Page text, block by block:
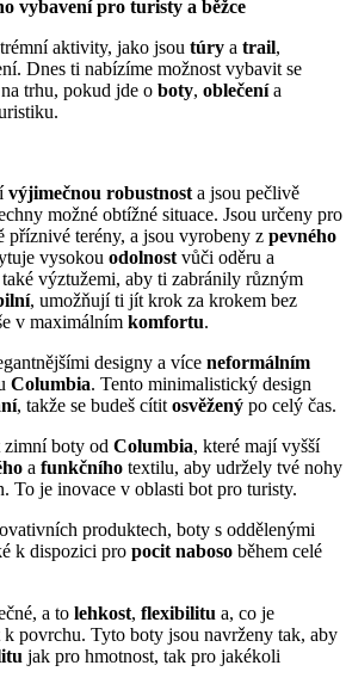
vybavení pro turisty a běžce
aktivity, jako jsou túry a trail,
Dnes ti nabízíme možnost vybavit se
trhu, pokud jde o boty, oblečenía
výjimečnou robustnosta jsou pečlivě
možné obtížné situace. Jsou určeny pro
příznivé terény, a jsou vyrobeny z pevného
vysokou odolnostvůči oděru a
výztužemi, aby ti zabránily různým
, umožňují ti jít krok za krokem bez
v maximálním komfortu.
designy a více neformálním
Columbia. Tento minimalistický design
, takže se budeš cítitosvěžený po celý čas.
zimní boty od Columbia, které mají vyšší
a funkčního textilu, aby udržely tvé nohy
To je inovace v oblasti bot pro turisty.
produktech, boty s oddělenými
k dispozici pro pocit naboso během celé
a to lehkost, flexibilitu a, co je
k povrchu. Tyto boty jsou navrženy tak, aby
jak pro hmotnost, tak pro jakékoli